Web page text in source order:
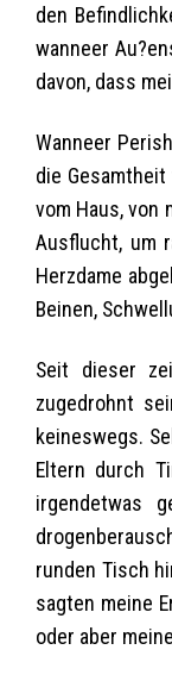
den
wanneer
davon, dass
Wanneer
die
vom Haus, von
Ausflucht, um
Herzdame
Beinen,
Seit dieser
zugedrohnt
keineswegs.
Eltern durch
irgendetwas
runden Tisch
sagten meine
oder aber